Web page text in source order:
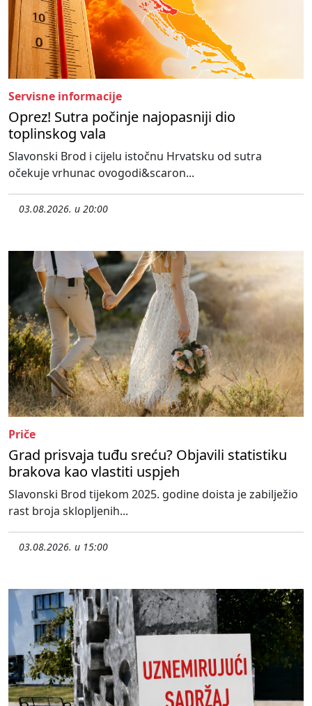
Servisne informacije
Oprez! Sutra počinje najopasniji dio
toplinskog vala
Slavonski Brod i cijelu istočnu Hrvatsku od sutra
očekuje vrhunac ovogodi&scaron...
03.08.2026. u 20:00
Priče
Grad prisvaja tuđu sreću? Objavili statistiku
brakova kao vlastiti uspjeh
Slavonski Brod tijekom 2025. godine doista je zabilježio
rast broja sklopljenih...
03.08.2026. u 15:00